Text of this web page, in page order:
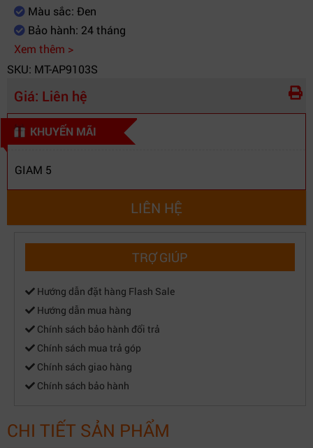
Màu sắc: Đen
Bảo hành: 24 tháng
Xem thêm >
SKU: MT-AP9103S
Giá: Liên hệ
KHUYẾN MÃI
GIAM 5
LIÊN HỆ
TRỢ GIÚP
Hướng dẫn đặt hàng Flash Sale
Hướng dẫn mua hàng
Chính sách bảo hành đổi trả
Chính sách mua trả góp
Chính sách giao hàng
Chính sách bảo hành
CHI TIẾT SẢN PHẨM